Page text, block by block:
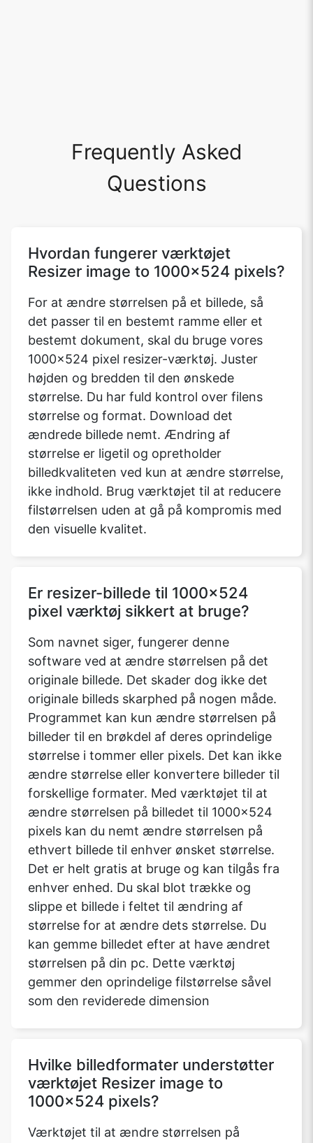
Frequently Asked
Questions
Hvordan fungerer værktøjet
Resizer image to 1000x524 pixels?
For at ændre størrelsen på et billede, så
det passer til en bestemt ramme eller et
bestemt dokument, skal du bruge vores
1000x524 pixel resizer-værktøj. Juster
højden og bredden til den ønskede
størrelse. Du har fuld kontrol over filens
størrelse og format. Download det
ændrede billede nemt. Ændring af
størrelse er ligetil og opretholder
billedkvaliteten ved kun at ændre størrelse,
ikke indhold. Brug værktøjet til at reducere
filstørrelsen uden at gå på kompromis med
den visuelle kvalitet.
Er resizer-billede til 1000x524
pixel værktøj sikkert at bruge?
Som navnet siger, fungerer denne
software ved at ændre størrelsen på det
originale billede. Det skader dog ikke det
originale billeds skarphed på nogen måde.
Programmet kan kun ændre størrelsen på
billeder til en brøkdel af deres oprindelige
størrelse i tommer eller pixels. Det kan ikke
ændre størrelse eller konvertere billeder til
forskellige formater. Med værktøjet til at
ændre størrelsen på billedet til 1000x524
pixels kan du nemt ændre størrelsen på
ethvert billede til enhver ønsket størrelse.
Det er helt gratis at bruge og kan tilgås fra
enhver enhed. Du skal blot trække og
slippe et billede i feltet til ændring af
størrelse for at ændre dets størrelse. Du
kan gemme billedet efter at have ændret
størrelsen på din pc. Dette værktøj
gemmer den oprindelige filstørrelse såvel
som den reviderede dimension
Hvilke billedformater understøtter
værktøjet Resizer image to
1000x524 pixels?
Værktøjet til at ændre størrelsen på